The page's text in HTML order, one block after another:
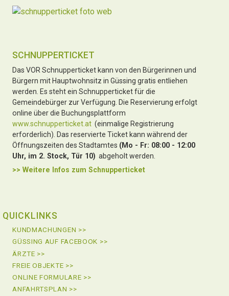
SCHNUPPERTICKET
Das VOR Schnupperticket kann von den Bürgerinnen und
Bürgern mit Hauptwohnsitz in Güssing gratis entliehen
werden. Es steht ein Schnupperticket für die
Gemeindebürger zur Verfügung. Die Reservierung erfolgt
online über die Buchungsplattform
www.schnupperticket.at (einmalige Registrierung
erforderlich). Das reservierte Ticket kann während der
Öffnungszeiten des Stadtamtes (Mo - Fr: 08:00 - 12:00
Uhr, im 2. Stock, Tür 10) abgeholt werden.
>> Weitere Infos zum Schnupperticket
QUICKLINKS
KUNDMACHUNGEN >>
GÜSSING AUF FACEBOOK >>
ÄRZTE >>
FREIE OBJEKTE >>
ONLINE FORMULARE >>
ANFAHRTSPLAN >>